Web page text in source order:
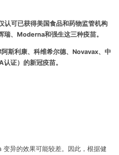
认可已获得美国食品和药物监管机构
瑞、Moderna和强生这三种疫苗。
斯利康、科维希尔德、Novavax、中
认证）的新冠疫苗。
异的效果可能较差。因此，根据健